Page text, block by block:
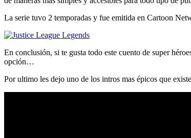
La serie tuvo 2 temporadas y fue emitida en Cartoon
En conclusión, si te gusta todo este cuento de super
opción…
Por ultimo les dejo uno de los intros mas épicos que